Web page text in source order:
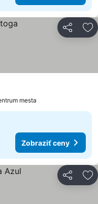
Zdieľať
mesta
Zobraziť ceny
Zdieľať